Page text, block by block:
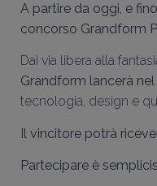
A partire da oggi, e
concorso Grandform
Dai via libera alla
Grandform lancerà nel
tecnologia, design e
Il vincitore potrà
Partecipare è